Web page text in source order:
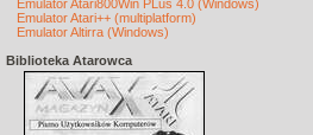
Emulator Atari800Win PLus 4.0 (Windows)
Emulator Atari++ (multiplatform)
Emulator Altirra (Windows)
Biblioteka Atarowca